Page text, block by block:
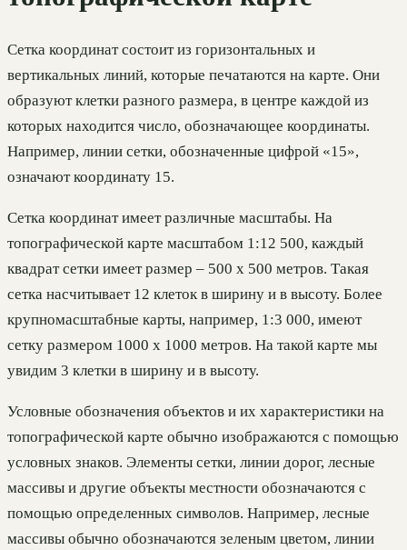
Сетка координат состоит из горизонтальных и
вертикальных линий, которые печатаются на карте. Они
образуют клетки разного размера, в центре каждой из
которых находится число, обозначающее координаты.
Например, линии сетки, обозначенные цифрой «15»,
означают координату 15.
Сетка координат имеет различные масштабы. На
топографической карте масштабом 1:12 500, каждый
квадрат сетки имеет размер – 500 х 500 метров. Такая
сетка насчитывает 12 клеток в ширину и в высоту. Более
крупномасштабные карты, например, 1:3 000, имеют
сетку размером 1000 х 1000 метров. На такой карте мы
увидим 3 клетки в ширину и в высоту.
Условные обозначения объектов и их характеристики на
топографической карте обычно изображаются с помощью
условных знаков. Элементы сетки, линии дорог, лесные
массивы и другие объекты местности обозначаются с
помощью определенных символов. Например, лесные
массивы обычно обозначаются зеленым цветом, линии